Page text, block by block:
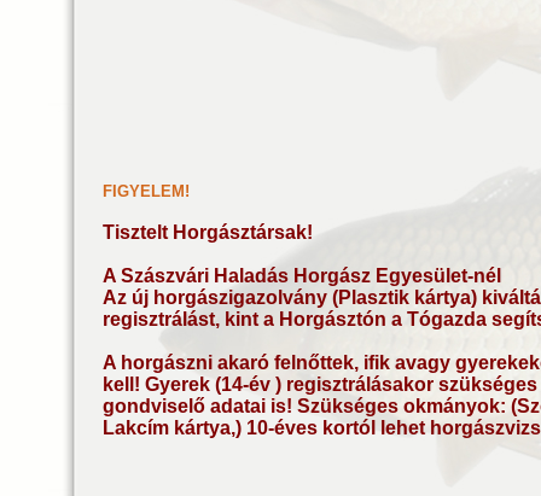
FIGYELEM!
Tisztelt Horgásztársak!
A Szászvári Haladás Horgász Egyesület-nél
Az új horgászigazolvány (Plasztik kártya)
regisztrálást, kint a Horgásztón a Tógazda
A horgászni akaró felnőttek, ifik avagy
kell! Gyerek (14-év ) regisztrálásakor
gondviselő adatai is! Szükséges okmányok:
Lakcím kártya,) 10-éves kortól lehet